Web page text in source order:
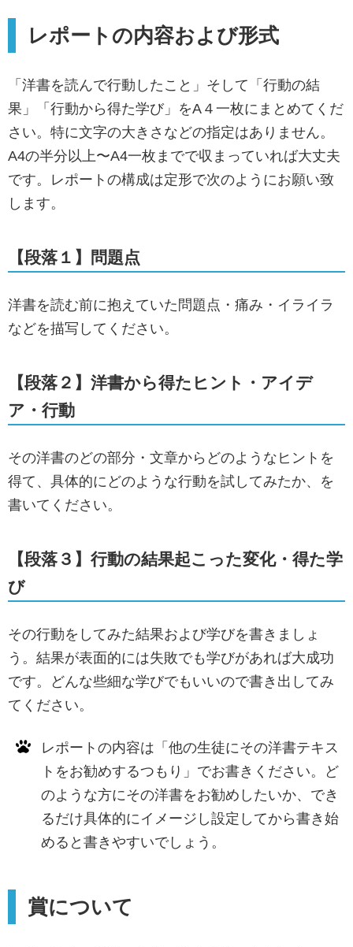
レポートの内容および形式
「洋書を読んで行動したこと」そして「行動の結
果」「行動から得た学び」をA４一枚にまとめてくだ
さい。特に文字の大きさなどの指定はありません。
A4の半分以上〜A4一枚までで収まっていれば大丈夫
です。レポートの構成は定形で次のようにお願い致
します。
【段落１】問題点
洋書を読む前に抱えていた問題点・痛み・イライラ
などを描写してください。
【段落２】洋書から得たヒント・アイデ
ア・行動
その洋書のどの部分・文章からどのようなヒントを
得て、具体的にどのような行動を試してみたか、を
書いてください。
【段落３】行動の結果起こった変化・得た学
び
その行動をしてみた結果および学びを書きましょ
う。結果が表面的には失敗でも学びがあれば大成功
です。どんな些細な学びでもいいので書き出してみ
てください。
レポートの内容は「他の生徒にその洋書テキス
トをお勧めするつもり」でお書きください。ど
のような方にその洋書をお勧めしたいか、でき
るだけ具体的にイメージし設定してから書き始
めると書きやすいでしょう。
賞について